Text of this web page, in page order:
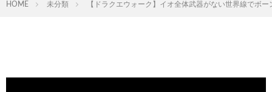
HOME 未分類 【ドラクエウォーク】イオ全体武器がない世界線でボ